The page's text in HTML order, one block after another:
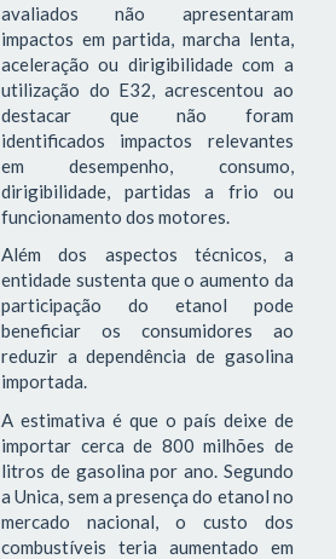
avaliados não apresentaram
impactos em partida, marcha lenta,
aceleração ou dirigibilidade com a
utilização do E32, acrescentou ao
destacar que não foram
identificados impactos relevantes
em desempenho, consumo,
dirigibilidade, partidas a frio ou
funcionamento dos motores.
Além dos aspectos técnicos, a
entidade sustenta que o aumento da
participação do etanol pode
beneficiar os consumidores ao
reduzir a dependência de gasolina
importada.
A estimativa é que o país deixe de
importar cerca de 800 milhões de
litros de gasolina por ano. Segundo
a Unica, sem a presença do etanol no
mercado nacional, o custo dos
combustíveis teria aumentado em